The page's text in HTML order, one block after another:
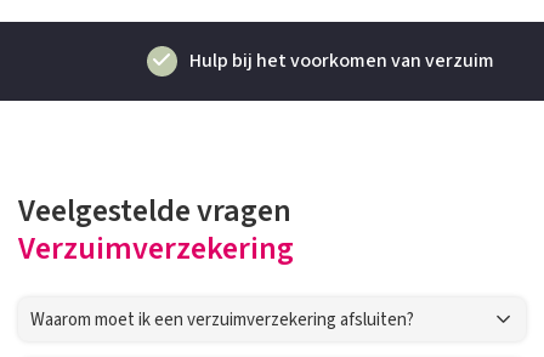
Hulp bij het voorkomen van verzuim
Veelgestelde vragen
Verzuimverzekering
Waarom moet ik een verzuimverzekering afsluiten?